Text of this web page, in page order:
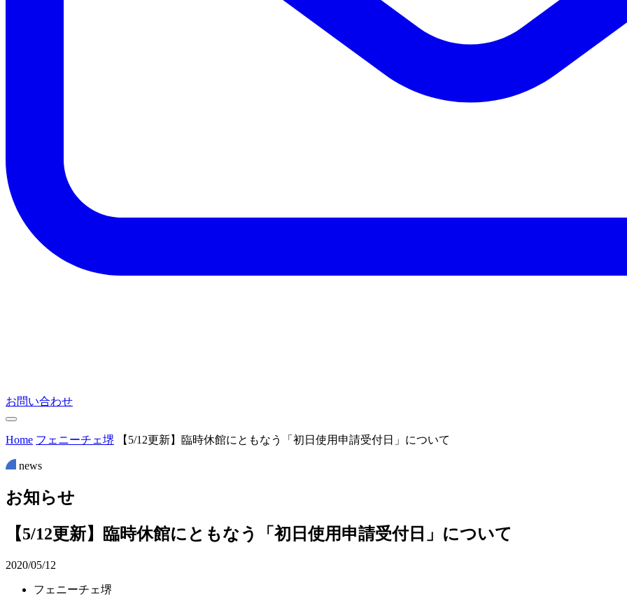
お問い合わせ
Home フェニーチェ堺 【5/12更新】臨時休館にともなう「初日使用申請受付日」について
news
お知らせ
【5/12更新】臨時休館にともなう「初日使用申請受付日」について
2020/05/12
フェニーチェ堺